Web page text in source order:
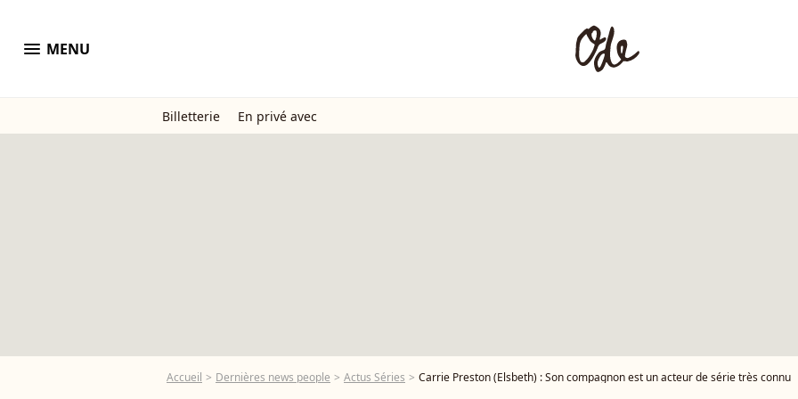
menu MENU
Billetterie En privé avec
Accueil Dernières news people Actus Séries Carrie Preston (Elsbeth) : Son compagnon est un acteur de série très connu